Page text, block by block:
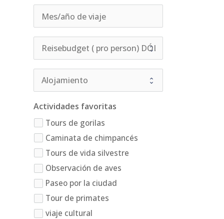
Actividades favoritas
Tours de gorilas
Caminata de chimpancés
Tours de vida silvestre
Observación de aves
Paseo por la ciudad
Tour de primates
viaje cultural